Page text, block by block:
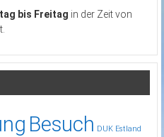
bis Freitag in der Zeit von
Besuch DUK Estland